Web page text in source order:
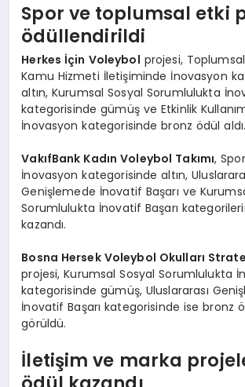
Spor ve toplumsal etki
ödüllendirildi
Herkes İçin Voleybol projesi,
Kamu Hizmeti İletişiminde İnovasyon
altın, Kurumsal Sosyal Sorumlulukta
kategorisinde gümüş ve Etkinlik
İnovasyon kategorisinde bronz ödül aldı.
VakıfBank Kadın Voleybol Takımı,
İnovasyon kategorisinde altın,
Genişlemede İnovatif Başarı ve
Sorumlulukta İnovatif Başarı
kazandı.
Bosna Hersek Voleybol Okulları
projesi, Kurumsal Sosyal Sorumlulukta
kategorisinde gümüş, Uluslararası
İnovatif Başarı kategorisinde ise bronz
görüldü.
İletişim ve marka